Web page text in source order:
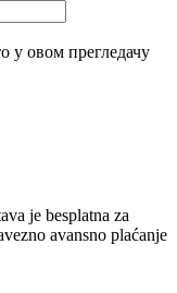
у овом прегледачу
je besplatna za
avansno plaćanje